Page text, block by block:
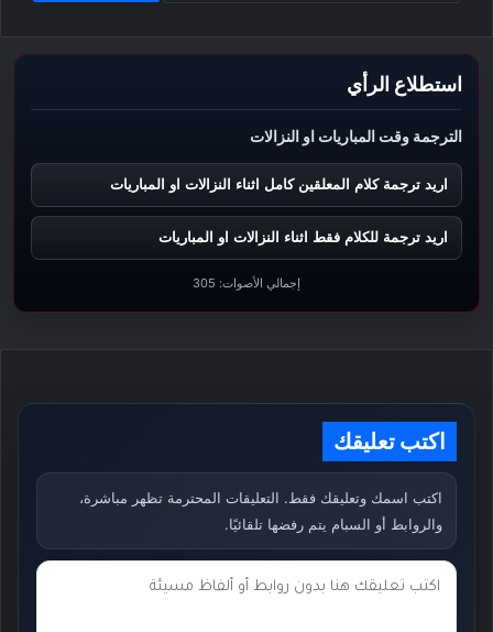
استطلاع الرأي
الترجمة وقت المباريات او النزالات
اريد ترجمة كلام المعلقين كامل اثناء النزالات او المباريات
اريد ترجمة للكلام فقط اثناء النزالات او المباريات
إجمالي الأصوات: 305
اكتب تعليقك
اكتب اسمك وتعليقك فقط. التعليقات المحترمة تظهر مباشرة،
والروابط أو السبام يتم رفضها تلقائيًا.
ت